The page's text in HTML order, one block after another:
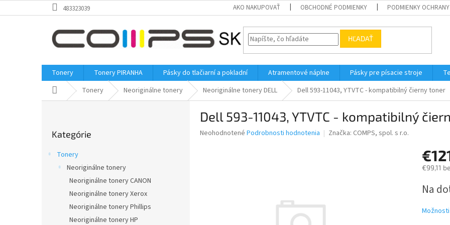
na
483323039 AKO NAKUPOVAŤ OBCHODNÉ PODMIENKY PODMIENKY OCHRANY
HĽADAŤ
Tonery Tonery PIRANHA Pásky do tlačiarní a pokladní Atramentové náplne Pásky pre písacie stroje
Domov Tonery Neoriginálne tonery Neoriginálne tonery DELL Dell 593-11043, YTVTC - kompatibilný čierny toner
kategórie
Kategórie
Tonery
Neoriginálne tonery
Neoriginálne tonery CANON
Neoriginálne tonery Xerox
Neoriginálne tonery Phillips
Neoriginálne tonery HP
Dell 593-11043, YTVTC - kompatibilný
Priemerné
Neohodnotené Podrobnosti hodnotenia Značka: COMPS, spol. s r.o.
€99,11
cena:
Na